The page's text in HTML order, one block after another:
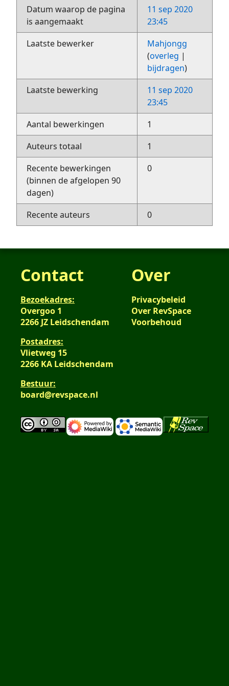
Datum waarop de pagina
is aangemaakt
11 sep 2020
23:45
Laatste bewerker
Mahjongg
(overleg |
bijdragen)
Laatste bewerking
11 sep 2020
23:45
Aantal bewerkingen
1
Auteurs totaal
1
Recente bewerkingen
(binnen de afgelopen 90
dagen)
0
Recente auteurs 0
Contact
Bezoekadres:
Overgoo 1
2266 JZ Leidschendam
Postadres:
Vlietweg 15
2266 KA Leidschendam
Bestuur:
board@revspace.nl
Over
Privacybeleid
Over RevSpace
Voorbehoud